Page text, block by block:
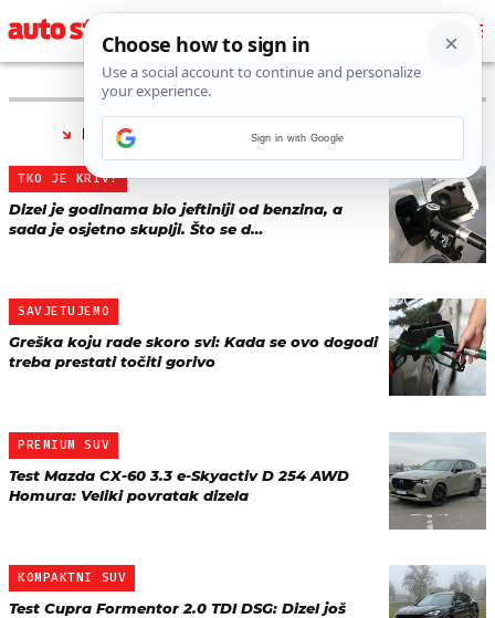
PRONAĐENO 81 REZULTATA ZA TAG “
TKO JE KRIV?
Dizel je godinama bio jeftiniji od benzina, a
sada je osjetno skuplji. Što se d…
SAVJETUJEMO
Greška koju rade skoro svi: Kada se ovo dogodi
treba prestati točiti gorivo
PREMIUM SUV
Test Mazda CX-60 3.3 e-Skyactiv D 254 AWD
Homura: Veliki povratak dizela
KOMPAKTNI SUV
Test Cupra Formentor 2.0 TDI DSG: Dizel još
Sign in with Google